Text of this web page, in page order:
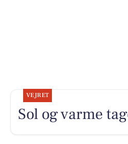
VEJRET
Sol og varme